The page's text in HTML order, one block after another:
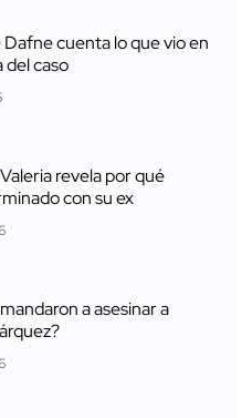
Dafne cuenta lo que vio en
del caso
revela por qué
con su ex
a asesinar a